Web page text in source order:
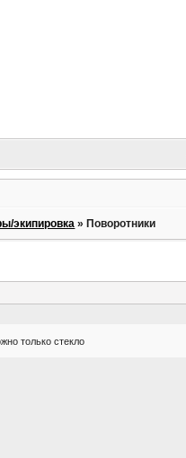
экипировка »Поворотники
только стекло